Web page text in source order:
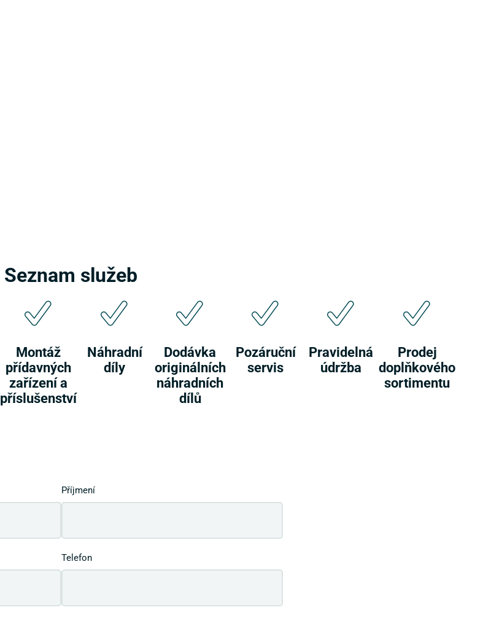
Seznam služeb
Montáž
přídavných
zařízení a
příslušenství
Náhradní
díly
Dodávka
originálních
náhradních
dílů
Pozáruční
servis
Pravidelná
údržba
Prodej
doplňkového
sortimentu
Příjmení
Telefon